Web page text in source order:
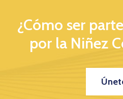
¿Cómo ser
por la Niñez